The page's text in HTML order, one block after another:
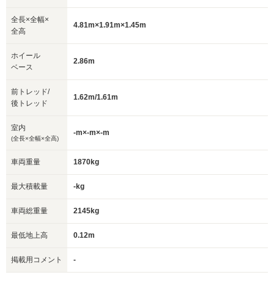
全長×全幅×
全高
4.81m×1.91m×1.45m
ホイール
ベース
2.86m
前トレッド/
後トレッド
1.62m/1.61m
室内
(全長×全幅×全高)
-m×-m×-m
車両重量 1870kg
最大積載量 -kg
車両総重量 2145kg
最低地上高 0.12m
掲載用コメント -